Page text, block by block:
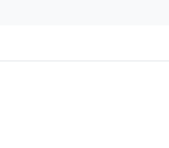
Adverteren